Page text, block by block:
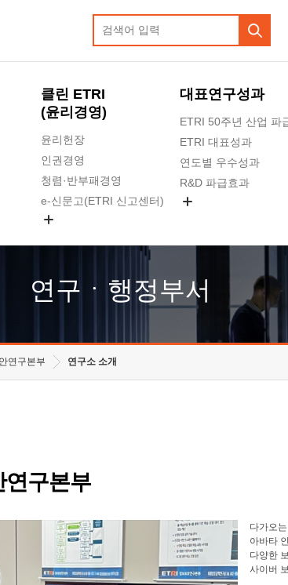
클린 ETRI
(윤리경영)
윤리헌장
인권경영
청렴·반부패경영
e-신문고(ETRI 신고센터)
고객의소리
수의계약 현황
대표연구성과
ETRI 50주년 산업 파
ETRI 대표성과
연도별 우수성과
R&D 파급효과
연구ㆍ행정부서
연구본부 연구소 소개
연구본부
다가오
아바타
다양한
사이버